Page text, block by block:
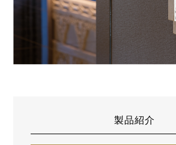
製品紹介